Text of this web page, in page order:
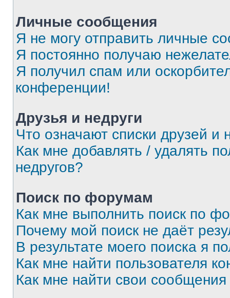
Личные сообщения
Я не могу отправить личные
Я постоянно получаю
Я получил спам или
конференции!
Друзья и недруги
Что означают списки друзей и
Как мне добавлять / удалять
недругов?
Поиск по форумам
Как мне выполнить поиск по
Почему мой поиск не даёт
В результате моего поиска я
Как мне найти пользователя
Как мне найти свои